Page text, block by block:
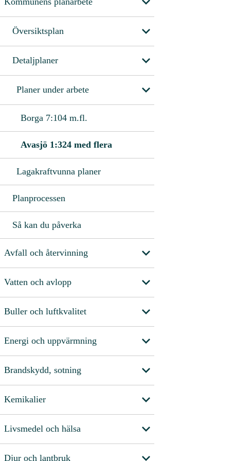
Översiktsplan
Detaljplaner
Planer under arbete
Borga 7:104 m.fl.
Avasjö 1:324 med flera
Lagakraftvunna planer
Planprocessen
Så kan du påverka
Avfall och återvinning
Vatten och avlopp
Buller och luftkvalitet
Energi och uppvärmning
Brandskydd, sotning
Kemikalier
Livsmedel och hälsa
Djur och lantbruk